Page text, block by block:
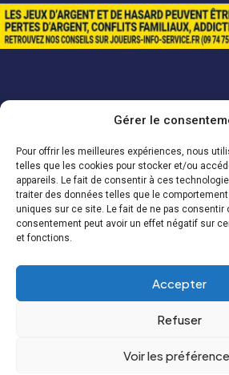
Gérer le
Pour offrir les meilleures expériences, nous
telles que les cookies pour stocker et/ou
appareils. Le fait de consentir à ces
traiter des données telles que le
uniques sur ce site. Le fait de ne pas consentir
consentement peut avoir un effet négatif sur
et fonctions.
Accepter
Refuser
Voir les
Politique de
confidentialité
(UE)